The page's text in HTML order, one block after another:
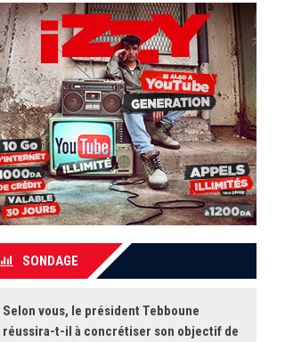
SONDAGE
Selon vous, le président Tebboune
réussira-t-il à concrétiser son objectif de